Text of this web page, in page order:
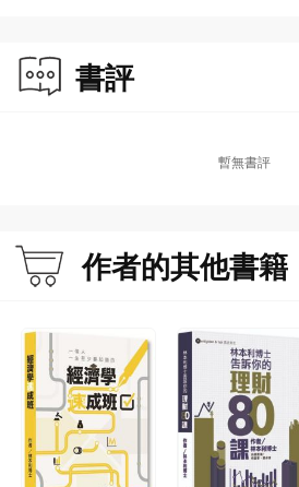
書評
暫無書評
作者的其他書籍